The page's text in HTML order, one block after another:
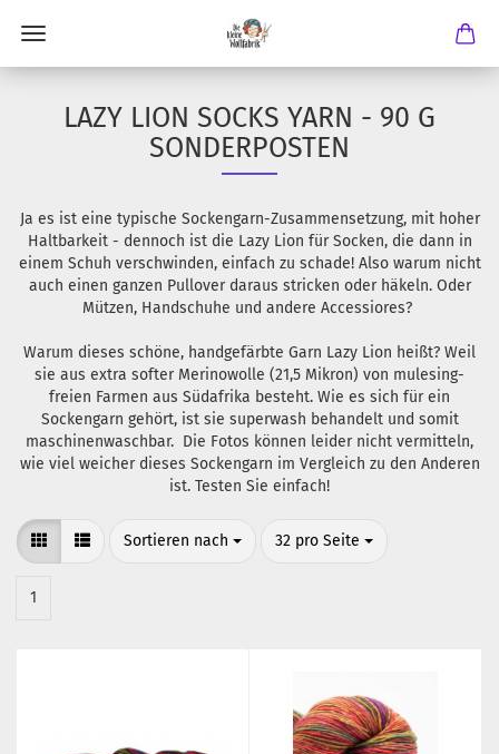
LAZY LION SOCKS YARN - 90 G
SONDERPOSTEN
Ja es ist eine typische Sockengarn-Zusammensetzung, mit hoher
Haltbarkeit - dennoch ist die Lazy Lion für Socken, die dann in
einem Schuh verschwinden, einfach zu schade! Also warum nicht
auch einen ganzen Pullover daraus stricken oder häkeln. Oder
Mützen, Handschuhe und andere Accessiores?
Warum dieses schöne, handgefärbte Garn Lazy Lion heißt? Weil
sie aus extra softer Merinowolle (21,5 Mikron) von mulesing-
freien Farmen aus Südafrika besteht. Wie es sich für ein
Sockengarn gehört, ist sie superwash behandelt und somit
maschinenwaschbar. Die Fotos können leider nicht vermitteln,
wie viel weicher dieses Sockengarn im Vergleich zu den Anderen
ist. Testen Sie einfach!
Sortieren nach
Sortieren nach 32 pro Seite
pro Seite
1